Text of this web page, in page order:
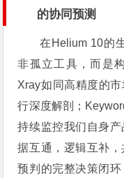
的协同预测
在Helium 10的
非孤立工具，而是
Xray如同高精度的
行深度解剖；
持续监控我们自身
据互通，逻辑互补
预判的完整决策闭